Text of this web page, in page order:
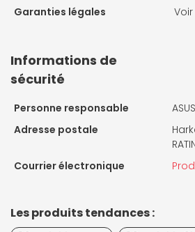
Garanties légales
Informations de
sécurité
Personne responsable
Adresse postale
Courrier électronique
Les produits tendances :